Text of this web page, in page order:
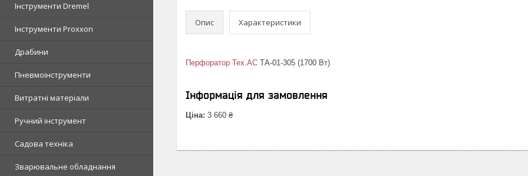
Інструменти Dremel
Інструменти Proxxon
Драбини
Пневмоінструменти
Витратні матеріали
Ручний інструмент
Садова техніка
Зварювальне обладнання
Опис Характеристики
Перфоратор Tex.AC ТА-01-305 (1700 Вт)
Інформація для замовлення
Ціна: 3 660 ₴